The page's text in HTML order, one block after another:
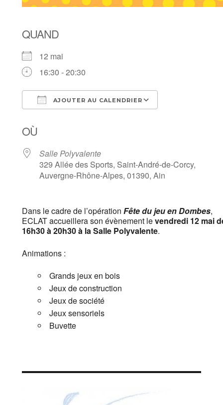
QUAND
12 mai
16:30 - 20:30
AJOUTER AU CALENDRIER
OÙ
Salle Polyvalente
329 Allée des Sports, Saint-André-de-Corcy,
Auvergne-Rhône-Alpes, 01390, Ain
Dans le cadre de l’opération Fête du jeu en Dombes,
ECLAT accueillera son évènement levendredi 12 mai
16h30 à 20h30 à la Salle Polyvalente.
Animations :
Grands jeux en bois
Jeux de construction
Jeux de société
Jeux sensoriels
Buvette